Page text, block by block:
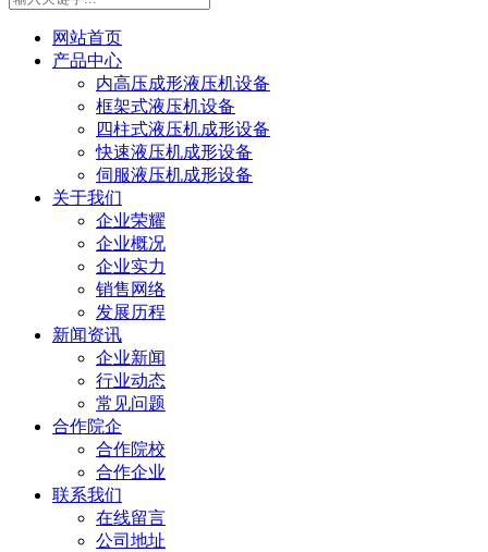
网站首页
产品中心
内高压成形液压机设备
框架式液压机设备
四柱式液压机成形设备
快速液压机成形设备
伺服液压机成形设备
关于我们
企业荣耀
企业概况
企业实力
销售网络
发展历程
新闻资讯
企业新闻
行业动态
常见问题
合作院企
合作院校
合作企业
联系我们
在线留言
公司地址